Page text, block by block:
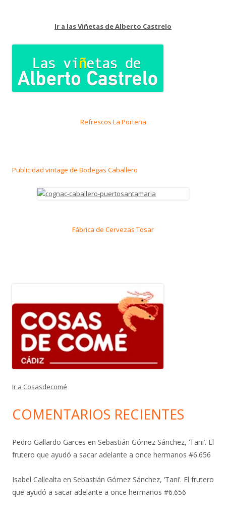
Ir a las Viñetas de Alberto Castrelo
Refrescos La Porteña
Publicidad vintage de Bodegas Caballero
Fábrica de Cervezas Tosar
Ir a Cosasdecomé
COMENTARIOS RECIENTES
Pedro Gallardo Garces en Sebastián Gómez Sánchez, ‘Tani’. El
frutero que ayudó a sacar adelante a once hermanos #6.656
Isabel Callealta en Sebastián Gómez Sánchez, ‘Tani’. El frutero
que ayudó a sacar adelante a once hermanos #6.656